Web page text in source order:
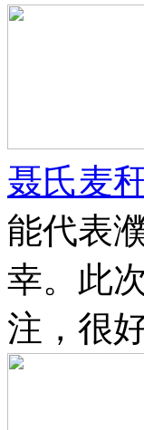
聂氏麦
能代表
幸。此
注，很